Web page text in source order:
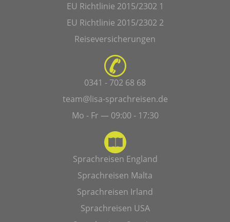
EU Richtlinie 2015/2302 1
EU Richtlinie 2015/2302 2
Reiseversicherungen
0341 - 702 68 68
team@lisa-sprachreisen.de
Mo - Fr — 09:00 - 17:30
Sprachreisen England
Sprachreisen Malta
Sprachreisen Irland
Sprachreisen USA